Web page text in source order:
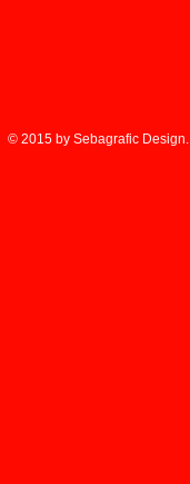
© 2015 by Sebagrafic Design.